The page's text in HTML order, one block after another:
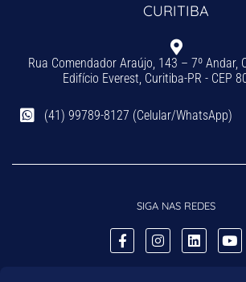
CURITIBA
Rua Comendador Araújo, 143 – 7º Andar,
Edifício Everest, Curitiba-PR - CEP
(41) 99789-8127 (Celular/WhatsApp)
SIGA NAS REDES